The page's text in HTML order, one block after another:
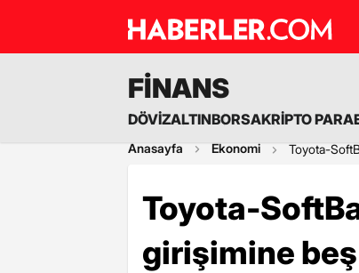
FİNANS
DÖVİZALTINBORSAKRİPTO PARA
Anasayfa Ekonomi Toyota-
Toyota-
girişimine beş